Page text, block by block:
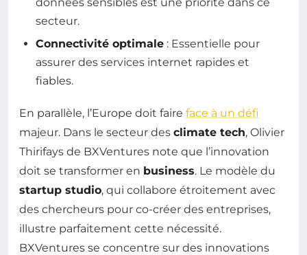
secteur.
Connectivité optimale : Essentielle pour
assurer des services internet rapides et
fiables.
En parallèle, l’Europe doit faire face à un défi
majeur. Dans le secteur des climate tech, Olivier
Thirifays de BXVentures note que l’innovation
doit se transformer en business. Le modèle du
startup studio, qui collabore étroitement avec
des chercheurs pour co-créer des entreprises,
illustre parfaitement cette nécessité.
BXVentures se concentre sur des innovations